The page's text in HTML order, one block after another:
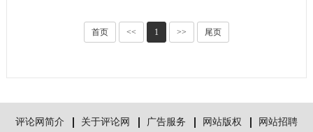
首页 << 1 >> 尾页
评论网简介 关于评论网 广告服务 网站版权 网站招聘